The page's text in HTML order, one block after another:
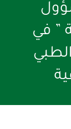
” في